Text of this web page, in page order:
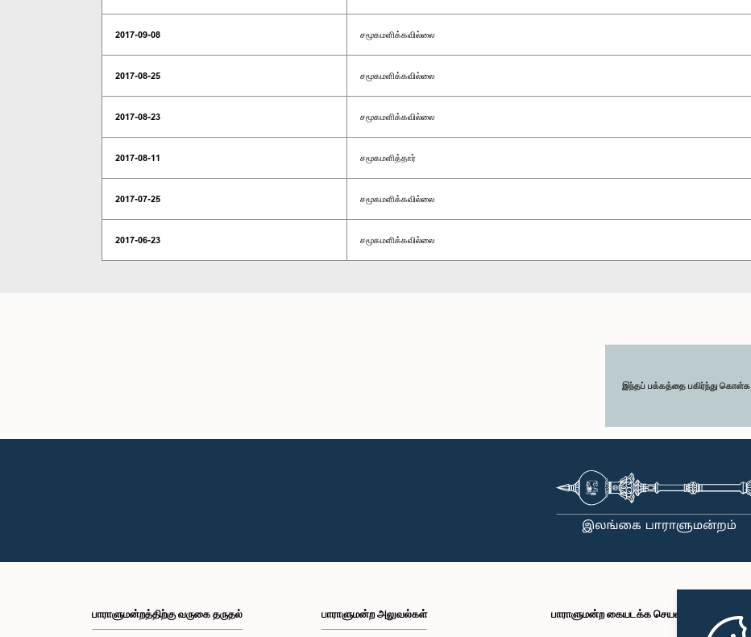
2017-09-08 சமூகமளிக்கவில்லை
2017-08-25 சமூகமளிக்கவில்லை
2017-08-23 சமூகமளிக்கவில்லை
2017-08-11 சமூகமளித்தார்
2017-07-25 சமூகமளிக்கவில்லை
2017-06-23 சமூகமளிக்கவில்லை
இந்தப் பக்கத்தை பகிர்ந்து கொள்க
பாராளுமன்றத்திற்கு வருகை தருதல் பாராளுமன்ற அலுவல்கள் பாராளுமன்ற கையடக்க செயலி